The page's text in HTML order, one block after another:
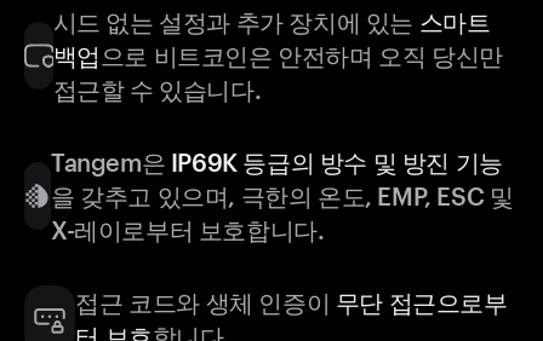
시드 없는 설정과 추가 장치에 있는 스마트
백업 으로 비트코인은 안전하며 오직 당신만
접근할 수 있습니다.
Tangem은 IP69K 등급의 방수 및 방진 기능
을 갖추고 있으며, 극한의 온도, EMP, ESC 및
X-레이로부터 보호합니다.
접근 코드와 생체 인증이 무단 접근으로부